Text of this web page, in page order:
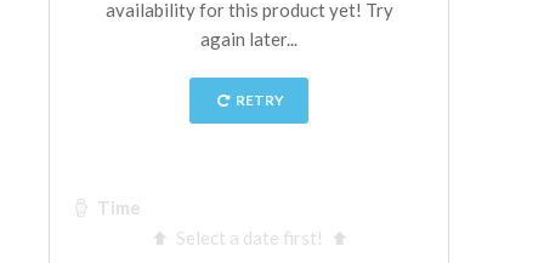
La Torre de Arnolfo
Palazzo Vecchio
Reserve ahora